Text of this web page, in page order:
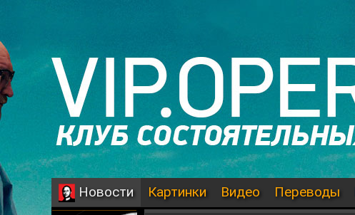
Новости Картинки Видео Переводы